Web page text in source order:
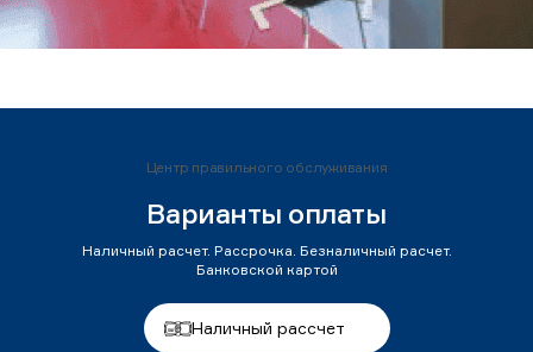
Центр правильного обслуживания
Варианты оплаты
Наличный расчет. Рассрочка. Безналичный расчет.
Банковской картой
Наличный рассчет